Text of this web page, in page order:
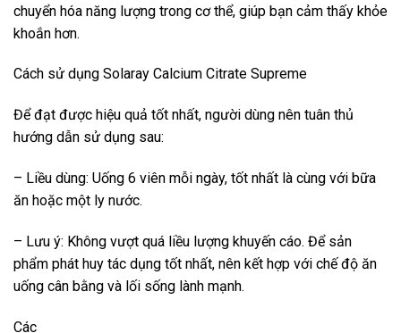
chuyển hóa năng lượng trong cơ thể, giúp bạn cảm thấy khỏe
khoắn hơn.
Cách sử dụng Solaray Calcium Citrate Supreme
Để đạt được hiệu quả tốt nhất, người dùng nên tuân thủ
hướng dẫn sử dụng sau:
– Liều dùng: Uống 6 viên mỗi ngày, tốt nhất là cùng với bữa
ăn hoặc một ly nước.
– Lưu ý: Không vượt quá liều lượng khuyến cáo. Để sản
phẩm phát huy tác dụng tốt nhất, nên kết hợp với chế độ ăn
uống cân bằng và lối sống lành mạnh.
Các